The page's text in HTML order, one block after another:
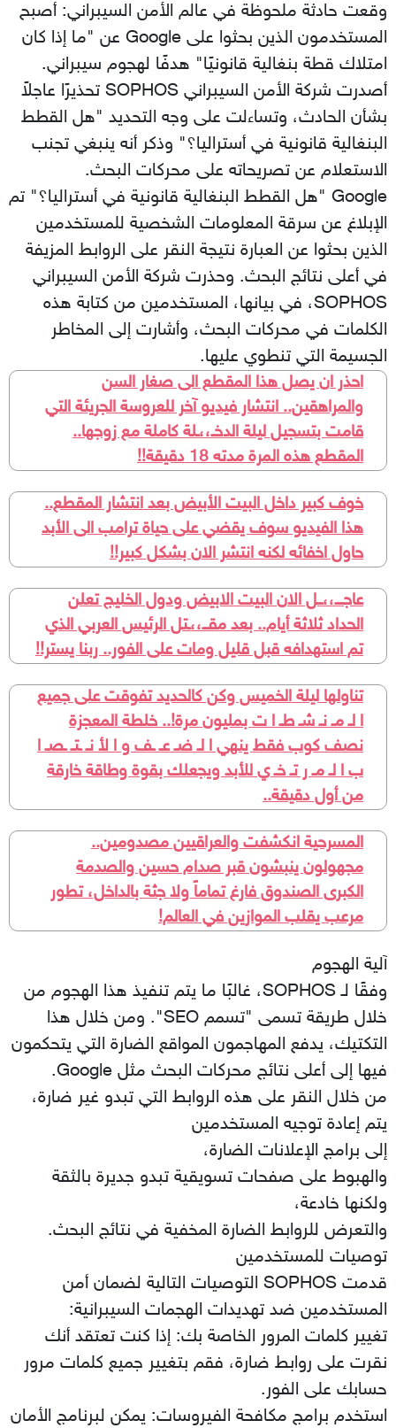
وقعت حادثة ملحوظة في عالم الأمن السيبراني: أصبح
المستخدمون الذين بحثوا على Google عن "ما إذا كان
امتلاك قطة بنغالية قانونيًا" هدفًا لهجوم سيبراني.
أصدرت شركة الأمن السيبراني SOPHOS تحذيرًا عاجلاً
بشأن الحادث، وتساءلت على وجه التحديد "هل القطط
البنغالية قانونية في أستراليا؟" وذكر أنه ينبغي تجنب
الاستعلام عن تصريحاته على محركات البحث.
Google "هل القطط البنغالية قانونية في أستراليا؟" تم
الإبلاغ عن سرقة المعلومات الشخصية للمستخدمين
الذين بحثوا عن العبارة نتيجة النقر على الروابط المزيفة
في أعلى نتائج البحث. وحذرت شركة الأمن السيبراني
SOPHOS، في بيانها، المستخدمين من كتابة هذه
الكلمات في محركات البحث، وأشارت إلى المخاطر
الجسيمة التي تنطوي عليها.
احذر ان يصل هذا المقطع الى صغار السن
والمراهقين.. انتشار فيديو آخر للعروسة الجريئة التي
قامت بتسجيل ليلة الدخـ،،ـلة كاملة مع زوجها..
المقطع هذه المرة مدته 18 دقيقة!!
خوف كبير داخل البيت الأبيض بعد انتشار المقطع..
هذا الفيديو سوف يقضي على حياة ترامب الى الأبد
حاول اخفائه لكنه انتشر الان بشكل كبير!!
عاجـــ،،ــل الان البيت الابيض ودول الخليج تعلن
الحداد ثلاثة أيام.. بعد مقــ،،ـتل الرئيس العربي الذي
تم استهدافه قبل قليل ومات على الفور.. ربنا يستر!!
تناولها ليلة الخميس وكن كالحديد تفوقت على جميع
ا لـ مـ نـ شـ طـ ا ت بمليون مرة!.. خلطة المعجزة
نصف كوب فقط ينهي ا لـ ضـ عـ ـف و ا لأ نـ ـتـ ـصـ ا
ب ا لـ مـ ر تـ خـ ي للأبد ويجعلك بقوة وطاقة خارقة
من أول دقيقة..
المسرحية انكشفت والعراقيين مصدومين..
مجهولون ينبشون قبر صدام حسين والصدمة
الكبرى الصندوق فارغ تماماً ولا جثة بالداخل، تطور
مرعب يقلب الموازين في العالم!
آلية الهجوم
وفقًا لـ SOPHOS، غالبًا ما يتم تنفيذ هذا الهجوم من
خلال طريقة تسمى "تسمم SEO". ومن خلال هذا
التكتيك، يدفع المهاجمون المواقع الضارة التي يتحكمون
فيها إلى أعلى نتائج محركات البحث مثل Google.
من خلال النقر على هذه الروابط التي تبدو غير ضارة،
يتم إعادة توجيه المستخدمين
إلى برامج الإعلانات الضارة،
والهبوط على صفحات تسويقية تبدو جديرة بالثقة
ولكنها خادعة،
والتعرض للروابط الضارة المخفية في نتائج البحث.
توصيات للمستخدمين
قدمت SOPHOS التوصيات التالية لضمان أمن
المستخدمين ضد تهديدات الهجمات السيبرانية:
تغيير كلمات المرور الخاصة بك: إذا كنت تعتقد أنك
نقرت على روابط ضارة، فقم بتغيير جميع كلمات مرور
حسابك على الفور.
استخدم برامج مكافحة الفيروسات: يمكن لبرنامج الأمان